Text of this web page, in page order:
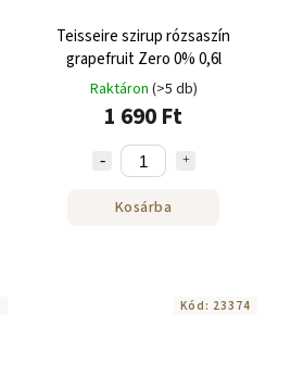
Teisseire szirup rózsaszín
grapefruit Zero 0% 0,6l
Raktáron (>5 db)
1 690 Ft
Kosárba
Kód: 23374